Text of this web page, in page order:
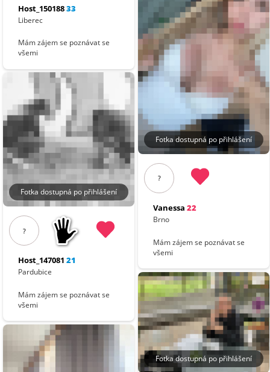
Host_15018833
Liberec
Mám zájem se poznávat se
všemi
Fotka dostupná po přihlášení
?
Host_147081 21
Pardubice
Mám zájem se poznávat se
všemi
Fotka dostupná po přihlášení
?
Vanessa 22
Brno
Mám zájem se poznávat se
všemi
Fotka dostupná po přihlášení